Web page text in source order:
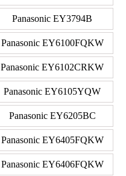
Panasonic EY3794B
Panasonic EY6100FQKW
Panasonic EY6102CRKW
Panasonic EY6105YQW
Panasonic EY6205BC
Panasonic EY6405FQKW
Panasonic EY6406FQKW